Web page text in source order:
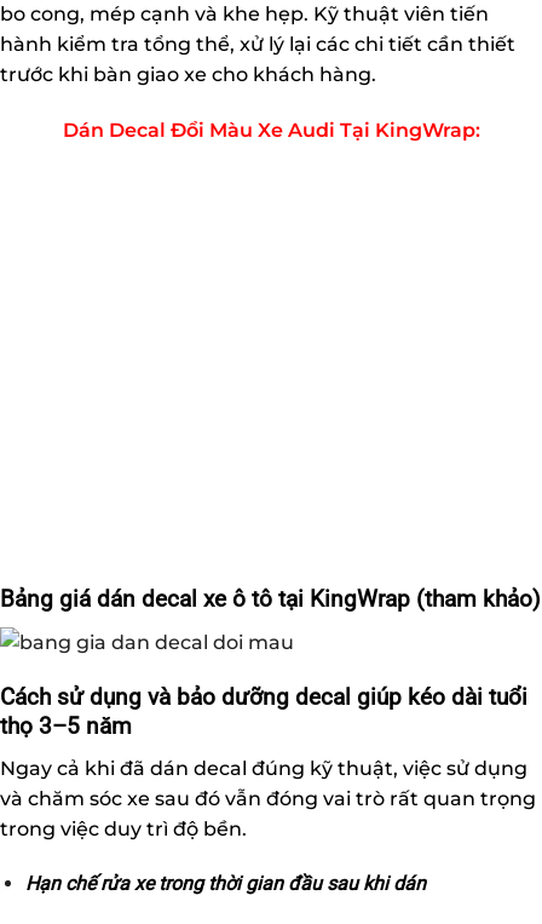
bo cong, mép cạnh và khe hẹp. Kỹ thuật viên tiến
hành kiểm tra tổng thể, xử lý lại các chi tiết cần thiết
trước khi bàn giao xe cho khách hàng.
Dán Decal Đổi Màu Xe Audi Tại KingWrap:
Bảng giá dán decal xe ô tô tại KingWrap (tham khảo)
Cách sử dụng và bảo dưỡng decal giúp kéo dài tuổi
thọ 3–5 năm
Ngay cả khi đã dán decal đúng kỹ thuật, việc sử dụng
và chăm sóc xe sau đó vẫn đóng vai trò rất quan trọng
trong việc duy trì độ bền.
Hạn chế rửa xe trong thời gian đầu sau khi dán